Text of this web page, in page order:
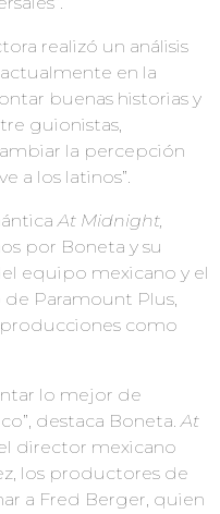
realizó un análisis
en la
buenas historias y
guionistas,
la percepción
a los latinos”.
At Midnight,
por Boneta y su
equipo mexicano y el
Paramount Plus,
como
lo mejor de
destaca Boneta.At
director mexicano
los productores de
a Fred Berger, quien